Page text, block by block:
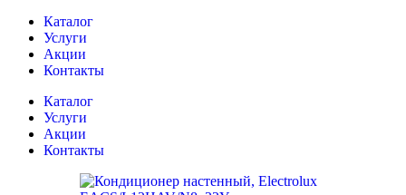
Каталог
Услуги
Акции
Контакты
Каталог
Услуги
Акции
Контакты